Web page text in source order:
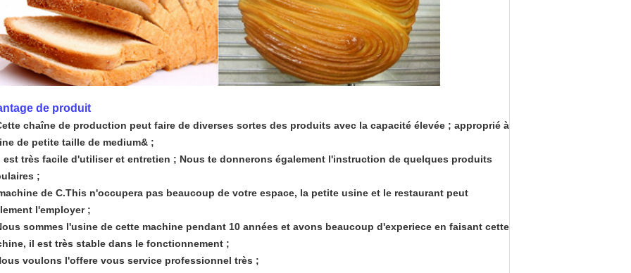
de produit
chaîne de production peut faire de diverses sortes des produits avec la capacité élevée ; approprié à
de petite taille de medium& ;
est très facile d'utiliser et entretien ; Nous te donnerons également l'instruction de quelques produits
;
de C.This n'occupera pas beaucoup de votre espace, la petite usine et le restaurant peut
l'employer ;
sommes l'usine de cette machine pendant 10 années et avons beaucoup d'experiece en faisant cette
il est très stable dans le fonctionnement ;
voulons l'offere vous service professionnel très ;